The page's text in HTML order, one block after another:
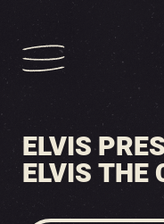
ELVIS
ELVIS THE